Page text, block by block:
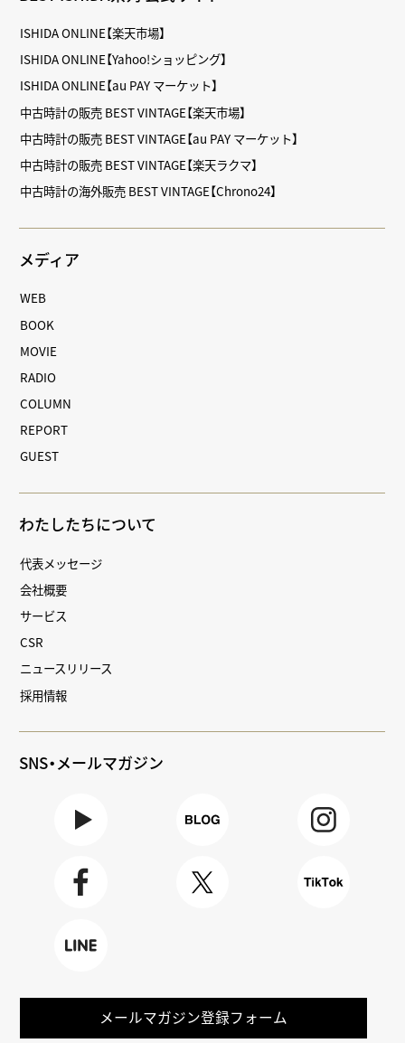
ISHIDA ONLINE【楽天市場】
ISHIDA ONLINE【Yahoo!ショッピング】
ISHIDA ONLINE【au PAY マーケット】
中古時計の販売 BEST VINTAGE【楽天市場】
中古時計の販売 BEST VINTAGE【au PAY マーケット】
中古時計の販売 BEST VINTAGE【楽天ラクマ】
中古時計の海外販売 BEST VINTAGE【Chrono24】
メディア
WEB
BOOK
MOVIE
RADIO
COLUMN
REPORT
GUEST
わたしたちについて
代表メッセージ
会社概要
サービス
CSR
ニュースリリース
採用情報
SNS・メールマガジン
メールマガジン登録フォーム